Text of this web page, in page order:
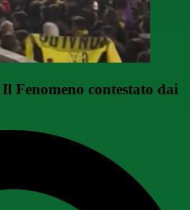
Fenomeno contestato dai